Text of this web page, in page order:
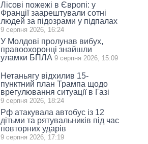
Лісові пожежі в Європі: у
Франції заарештували сотні
людей за підозрами у підпалах
9 серпня 2026, 16:24
У Молдові пролунав вибух,
правоохоронці знайшли
уламки БПЛА 9 серпня 2026, 15:09
Нетаньягу відхилив 15-
пунктний план Трампа щодо
врегулювання ситуації в Газі
9 серпня 2026, 18:24
Рф атакувала автобус із 12
дітьми та рятувальників під час
повторних ударів
9 серпня 2026, 17:19